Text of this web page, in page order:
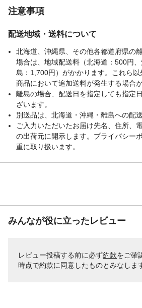
注意事項
配送地域・送料について
北海道、沖縄県、その他各都道府県の
場合は、地域配送料（北海道：500円
島：1,700円）がかかります。これら
商品において追加送料が発生する場合
離島の場合、配送日を指定しても指定
ざいます。
別送品は、北海道・沖縄・離島への配
ご入力いただいたお届け先名、住所、
の出荷元に開示します。プライバシー
重に取り扱います。
みんなが役に立ったレビュー
レビュー投稿する前に必ず約款をご確
時点で約款に同意したものとみなしま